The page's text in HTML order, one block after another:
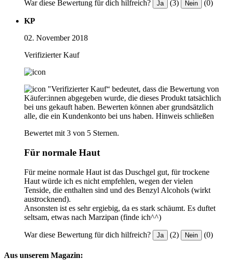
War diese Bewertung für dich hilfreich? Ja (3) Nein (0)
KP
02. November 2018
Verifizierter Kauf
"Verifizierter Kauf“ bedeutet, dass die Bewertung von
Käufer:innen abgegeben wurde, die dieses Produkt tatsächlich
bei uns gekauft haben. Bewerten können aber grundsätzlich
alle, die ein Kundenkonto bei uns haben. Hinweis schließen
Bewertet mit 3 von 5 Sternen.
Für normale Haut
Für meine normale Haut ist das Duschgel gut, für trockene
Haut würde ich es nicht empfehlen, wegen der vielen
Tenside, die enthalten sind und des Benzyl Alcohols (wirkt
austrocknend).
Ansonsten ist es sehr ergiebig, da es stark schäumt. Es duftet
seltsam, etwas nach Marzipan (finde ich^^)
War diese Bewertung für dich hilfreich? Ja (2) Nein (0)
Aus unserem Magazin: